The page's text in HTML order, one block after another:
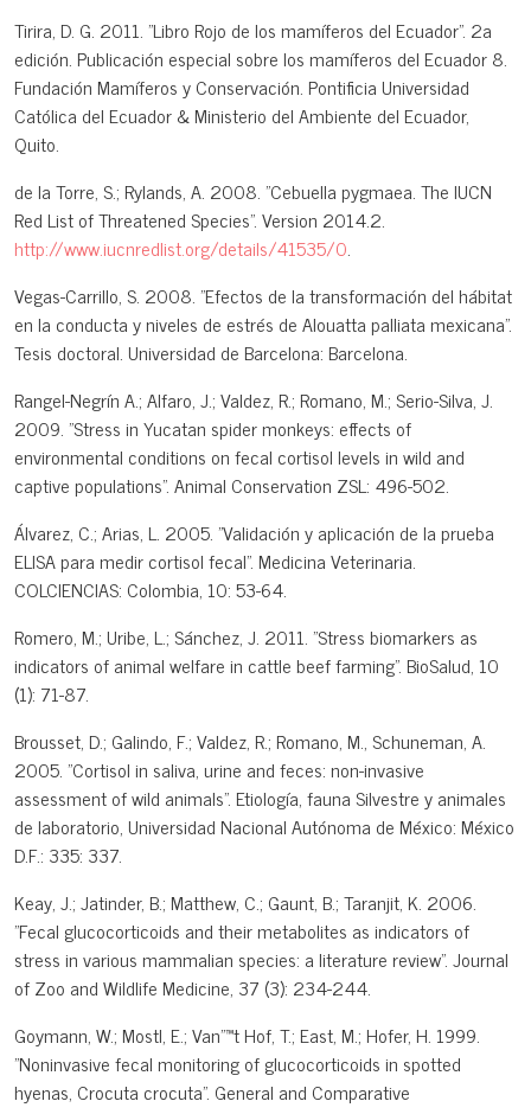
Tirira, D. G. 2011. "Libro Rojo de los mamíferos del Ecuador". 2a
edición. Publicación especial sobre los mamíferos del Ecuador 8.
Fundación Mamíferos y Conservación. Pontificia Universidad
Católica del Ecuador & Ministerio del Ambiente del Ecuador,
Quito.
de la Torre, S.; Rylands, A. 2008. "Cebuella pygmaea. The IUCN
Red List of Threatened Species". Version 2014.2.
http://www.iucnredlist.org/details/41535/0.
Vegas-Carrillo, S. 2008. "Efectos de la transformación del hábitat
en la conducta y niveles de estrés de Alouatta palliata mexicana".
Tesis doctoral. Universidad de Barcelona: Barcelona.
Rangel-Negrín A.; Alfaro, J.; Valdez, R.; Romano, M.; Serio-Silva, J.
2009. "Stress in Yucatan spider monkeys: effects of
environmental conditions on fecal cortisol levels in wild and
captive populations". Animal Conservation ZSL: 496-502.
Álvarez, C.; Arias, L. 2005. "Validación y aplicación de la prueba
ELISA para medir cortisol fecal". Medicina Veterinaria.
COLCIENCIAS: Colombia, 10: 53-64.
Romero, M.; Uribe, L.; Sánchez, J. 2011. "Stress biomarkers as
indicators of animal welfare in cattle beef farming". BioSalud, 10
(1): 71-87.
Brousset, D.; Galindo, F.; Valdez, R.; Romano, M., Schuneman, A.
2005. "Cortisol in saliva, urine and feces: non-invasive
assessment of wild animals". Etiología, fauna Silvestre y animales
de laboratorio, Universidad Nacional Autónoma de México: México
D.F.: 335: 337.
Keay, J.; Jatinder, B.; Matthew, C.; Gaunt, B.; Taranjit, K. 2006.
"Fecal glucocorticoids and their metabolites as indicators of
stress in various mammalian species: a literature review". Journal
of Zoo and Wildlife Medicine, 37 (3): 234-244.
Goymann, W.; Mostl, E.; Van"™t Hof, T.; East, M.; Hofer, H. 1999.
"Noninvasive fecal monitoring of glucocorticoids in spotted
hyenas, Crocuta crocuta". General and Comparative